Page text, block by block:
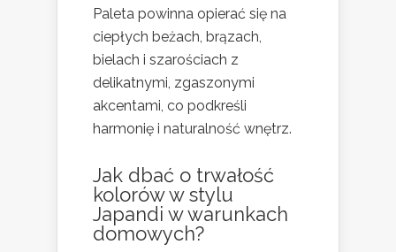
Paleta powinna opierać się na
ciepłych beżach, brązach,
bielach i szarościach z
delikatnymi, zgaszonymi
akcentami, co podkreśli
harmonię i naturalność wnętrz.
Jak dbać o trwałość
kolorów w stylu
Japandi w warunkach
domowych?